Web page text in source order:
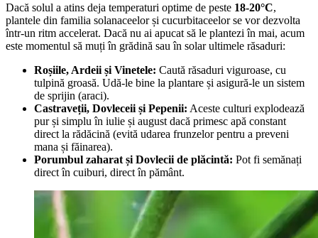
Dacă solul a atins deja temperaturi optime de peste 18-20°C,
plantele din familia solanaceelor și cucurbitaceelor se vor dezvolta
într-un ritm accelerat. Dacă nu ai apucat să le plantezi în mai, acum
este momentul să muți în grădină sau în solar ultimele răsaduri:
Roșiile, Ardeii și Vinetele: Caută răsaduri viguroase, cu
tulpină groasă. Udă-le bine la plantare și asigură-le un sistem
de sprijin (araci).
Castraveții, Dovleceii și Pepenii: Aceste culturi explodează
pur și simplu în iulie și august dacă primesc apă constant
direct la rădăcină (evită udarea frunzelor pentru a preveni
mana și făinarea).
Porumbul zaharat și Dovlecii de plăcintă: Pot fi semănați
direct în cuiburi, direct în pământ.